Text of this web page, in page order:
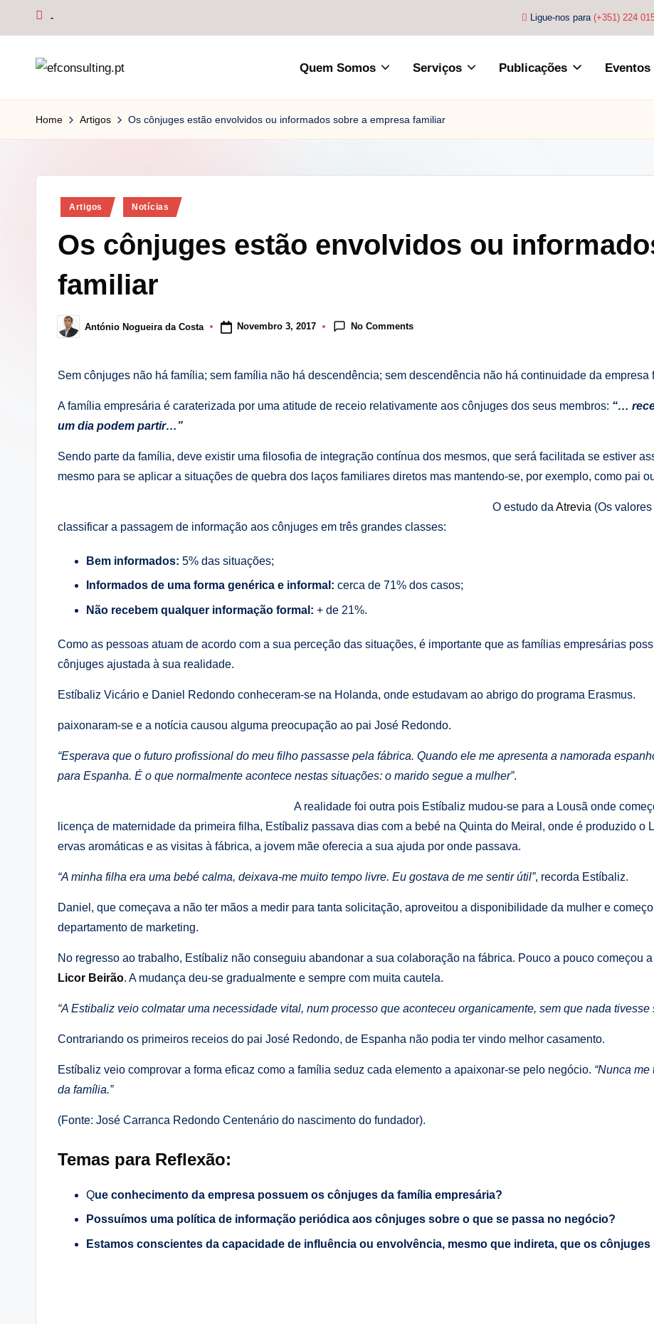
Skip
- Ligue-nos para (+351) 224
f
o
Quem Somos Serviços Publicações
Home Artigos Os cônjuges estão envolvidos ou informados sobre a empresa familiar
Posted
Artigos Notícias
Os cônjuges estão envolvidos ou
familiar
Posted
by
António Nogueira da Costa Novembro 3, 2017 No Comments
Sem cônjuges não há família; sem família não há descendência; sem descendência não há continuidade da empresa
A família empresária é caraterizada por uma atitude de receio relativamente aos cônjuges dos seus membros: “…
um dia podem partir…”
Sendo parte da família, deve existir uma filosofia de integração contínua dos mesmos, que será facilitada se estiver
mesmo para se aplicar a situações de quebra dos laços familiares diretos mas mantendo-se, por exemplo, como pai
O estudo da Atrevia (Os
classificar a passagem de informação aos cônjuges em três grandes classes:
Bem informados: 5% das situações;
Informados de uma forma genérica e informal: cerca de 71% dos casos;
Não recebem qualquer informação formal: + de 21%.
Como as pessoas atuam de acordo com a sua perceção das situações, é importante que as famílias empresárias
cônjuges ajustada à sua realidade.
Estíbaliz Vicário e Daniel Redondo conheceram-se na Holanda, onde estudavam ao abrigo do programa Erasmus.
paixonaram-se e a notícia causou alguma preocupação ao pai José Redondo.
“Esperava que o futuro profissional do meu filho passasse pela fábrica. Quando ele me apresenta a namorada
para Espanha. É o que normalmente acontece nestas situações: o marido segue a mulher”.
A realidade foi outra pois Estíbaliz mudou-se para a Lousã onde
licença de maternidade da primeira filha, Estíbaliz passava dias com a bebé na Quinta do Meiral, onde é produzido
ervas aromáticas e as visitas à fábrica, a jovem mãe oferecia a sua ajuda por onde passava.
“A minha filha era uma bebé calma, deixava-me muito tempo livre. Eu gostava de me sentir útil”, recorda Estíbaliz.
Daniel, que começava a não ter mãos a medir para tanta solicitação, aproveitou a disponibilidade da mulher e
departamento de marketing.
No regresso ao trabalho, Estíbaliz não conseguiu abandonar a sua colaboração na fábrica. Pouco a pouco começou
Licor Beirão. A mudança deu-se gradualmente e sempre com muita cautela.
“A Estibaliz veio colmatar uma necessidade vital, num processo que aconteceu organicamente, sem que nada tivesse
Contrariando os primeiros receios do pai José Redondo, de Espanha não podia ter vindo melhor casamento.
Estíbaliz veio comprovar a forma eficaz como a família seduz cada elemento a apaixonar-se pelo negócio. “Nunca
da família.”
(Fonte: José Carranca Redondo Centenário do nascimento do fundador).
Temas para Reflexão:
Que conhecimento da empresa possuem os cônjuges da família empresária?
Possuímos uma política de informação periódica aos cônjuges sobre o que se passa no negócio?
Estamos conscientes da capacidade de influência ou envolvência, mesmo que indireta, que os cônjuges